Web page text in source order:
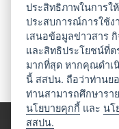
ประสิทธิภาพในการใ
ประสบการณ์การใช้ง
เสนอข้อมูลข่าวสาร
และสิทธิประโยชน์ที่
มากที่สุด หากคุณดำเ
นี้ สสปน. ถือว่าท่านย
ท่านสามารถศึกษารา
นโยบายคุกกี้ และนโ
สสปน.